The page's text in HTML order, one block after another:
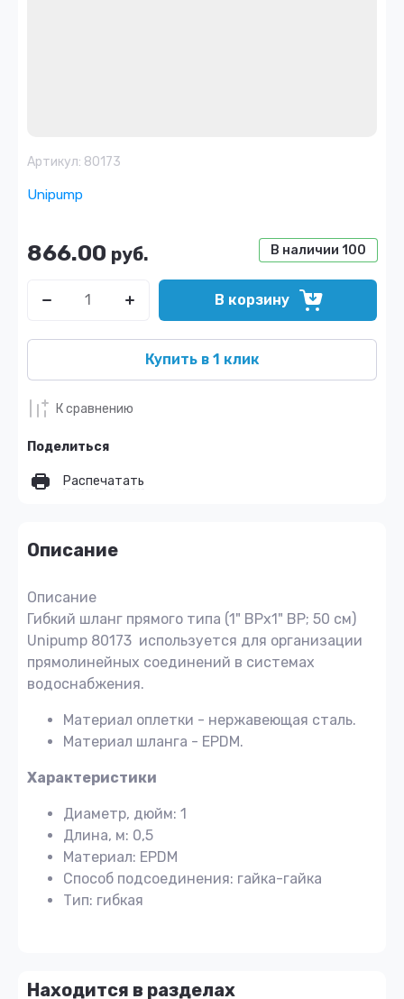
Артикул: 80173
Unipump
В наличии 100
866.00 руб.
В корзину
Купить в 1 клик
К сравнению
Поделиться
Распечатать
Описание
Описание
Гибкий шланг прямого типа (1" ВРх1" ВР; 50 см)
Unipump 80173 используется для организации
прямолинейных соединений в системах
водоснабжения.
Материал оплетки - нержавеющая сталь.
Материал шланга - EPDM.
Характеристики
Диаметр, дюйм: 1
Длина, м: 0,5
Материал: EPDM
Способ подсоединения: гайка-гайка
Тип: гибкая
Находится в разделах